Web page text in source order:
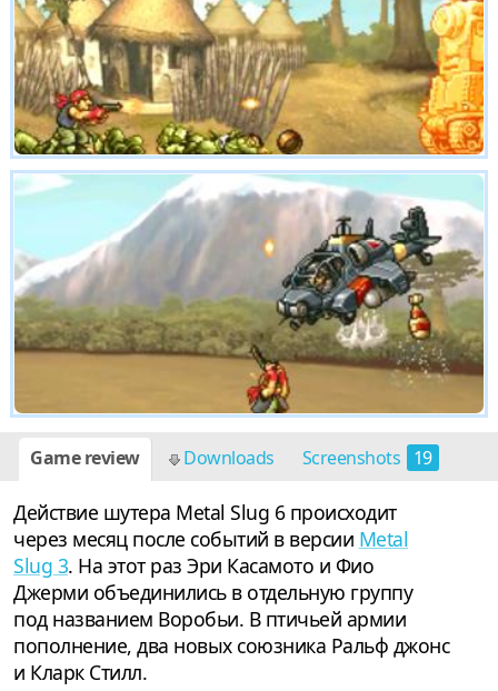
Game review Downloads Screenshots 19
Действие шутера Metal Slug 6 происходит
через месяц после событий в версии Metal
Slug 3. На этот раз Эри Касамото и Фио
Джерми объединились в отдельную группу
под названием Воробьи. В птичьей армии
пополнение, два новых союзника Ральф джонс
и Кларк Стилл.